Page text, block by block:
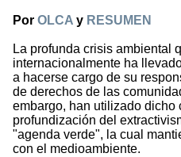
Por OLCA y RESUMEN
La profunda crisis ambiental
internacionalmente ha
a hacerse cargo de su
de derechos de las
embargo, han utilizado dicho
profundización del
"agenda verde", la cual
con el medioambiente.